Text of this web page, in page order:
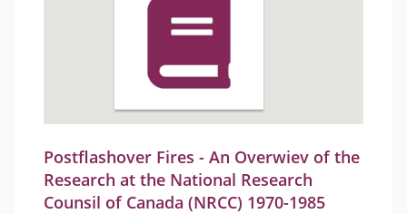
Postflashover Fires - An Overwiev of the
Research at the National Research
Counsil of Canada (NRCC) 1970-1985